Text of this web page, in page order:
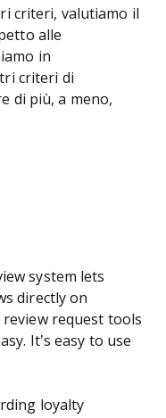
criteri, valutiamo il
alle
in
criteri di
di più, a meno,
system lets
directly on
request tools
It’s easy to use
loyalty